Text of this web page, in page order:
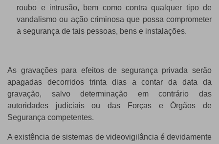
roubo e intrusão, bem como contra qualquer tipo de
vandalismo ou ação criminosa que possa comprometer
a segurança de tais pessoas, bens e instalações.
As gravações para efeitos de segurança privada serão
apagadas decorridos trinta dias a contar da data da
gravação, salvo determinação em contrário das
autoridades judiciais ou das Forças e Órgãos de
Segurança competentes.
A existência de sistemas de videovigilância é devidamente